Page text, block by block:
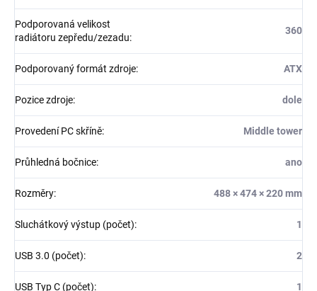
Podporovaná velikost
radiátoru zepředu/zezadu:
360
Podporovaný formát zdroje: ATX
Pozice zdroje: dole
Provedení PC skříně: Middle tower
Průhledná bočnice: ano
Rozměry: 488 × 474 × 220 mm
Sluchátkový výstup (počet): 1
USB 3.0 (počet): 2
USB Typ C (počet): 1